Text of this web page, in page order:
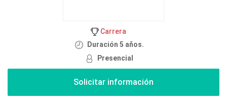
Carrera
Duración 5 años.
Presencial